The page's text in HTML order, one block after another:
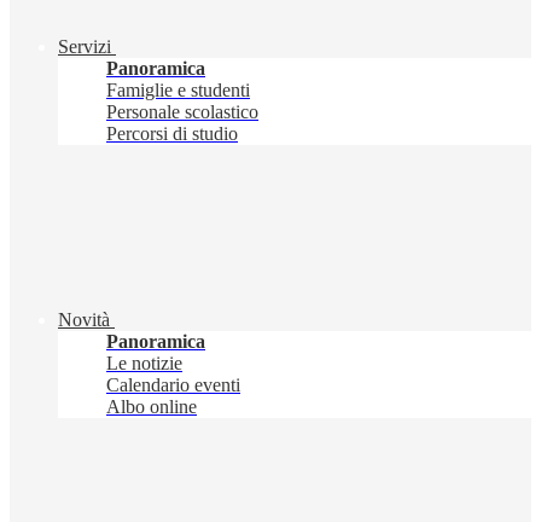
Servizi
Panoramica
Famiglie e studenti
Personale scolastico
Percorsi di studio
Novità
Panoramica
Le notizie
Calendario eventi
Albo online